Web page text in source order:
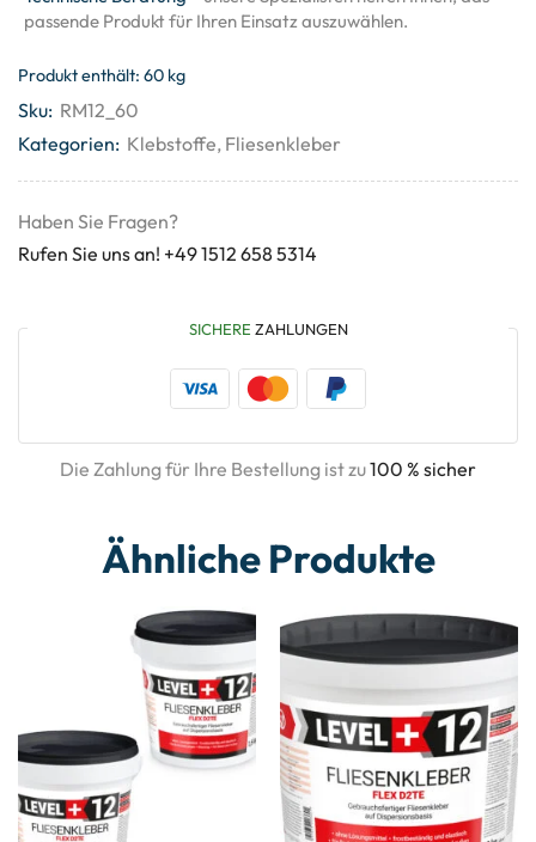
passende Produkt für Ihren Einsatz auszuwählen.
Produkt enthält: 60 kg
Sku: RM12_60
Kategorien: Klebstoffe, Fliesenkleber
Haben Sie Fragen?
Rufen Sie uns an! +49 1512 658 5314
SICHERE ZAHLUNGEN
Die Zahlung für Ihre Bestellung ist zu100 % sicher
Ähnliche Produkte